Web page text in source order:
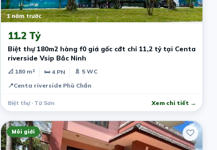
1 năm trước
11.2 Tỷ
Biệt thự 180m2 hàng f0 giá gốc cđt chỉ 11,2 tỷ tại Centa
riverside Vsip Bắc Ninh
📐 180 m² 🛏 4 PN
🚿 5 WC
📍Centa riverside Phù Chẩn
Biệt thự · Từ Sơn Xem chi tiết →
Môi giới